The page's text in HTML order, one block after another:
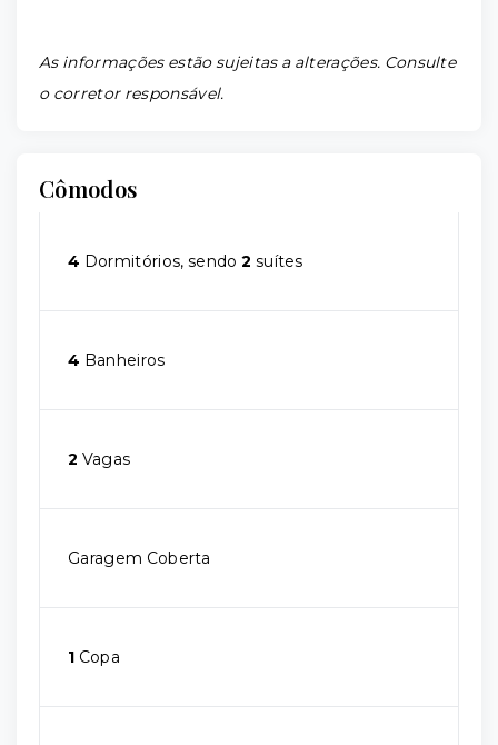
As informações estão sujeitas a alterações. Consulte
o corretor responsável.
Cômodos
4 Dormitórios, sendo2 suítes
4 Banheiros
2 Vagas
Garagem Coberta
1 Copa